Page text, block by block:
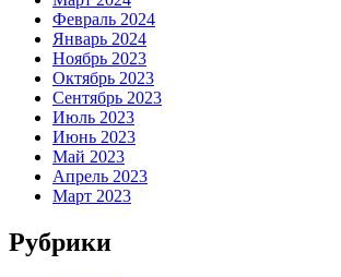
Февраль 2024
Январь 2024
Ноябрь 2023
Октябрь 2023
Сентябрь 2023
Июль 2023
Июнь 2023
Май 2023
Апрель 2023
Март 2023
Рубрики